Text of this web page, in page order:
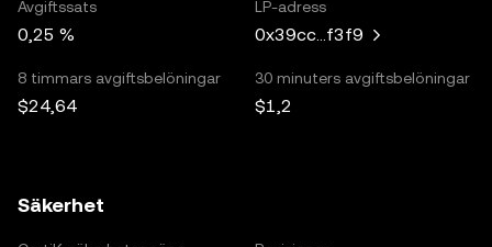
Avgiftssats
0,25 %
LP-adress
0x39cc...f3f9
8 timmars avgiftsbelöningar
$24,64
30 minuters avgiftsbelöningar
$1,2
Säkerhet